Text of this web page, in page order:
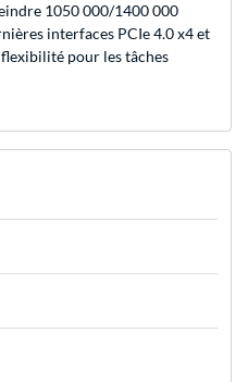
1050 000/1400 000
interfaces PCIe 4.0 x4 et
pour les tâches